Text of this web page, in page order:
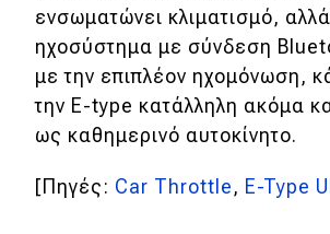
Συμβουλές
Χρηστικά
Συμβουλές
ΚΤΕΟ
ενσωματώνει κλιματισμό,
ηχοσύστημα με σύνδεση
με την επιπλέον ηχομόνωση,
την E-type κατάλληλη ακόμα
ως καθημερινό αυτοκίνητο.
[Πηγές: Car Throttle, E-Type